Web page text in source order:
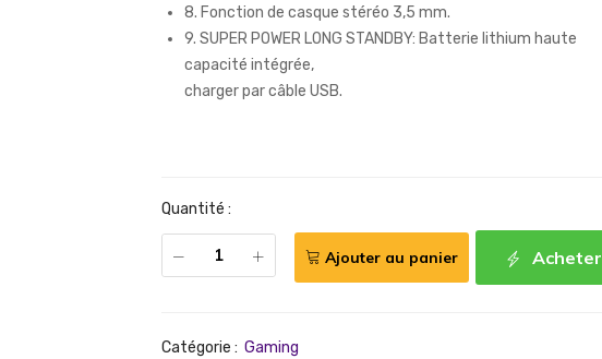
8. Fonction de casque stéréo 3,5 mm.
9. SUPER POWER LONG STANDBY: Batterie lithium haute
capacité intégrée,
charger par câble USB.
Quantité :
Acheter
Ajouter au panier
Catégorie : Gaming